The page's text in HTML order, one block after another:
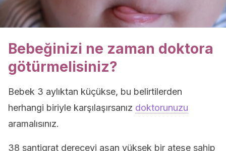
Bebeğinizi ne zaman doktora
götürmelisiniz?
Bebek 3 aylıktan küçükse, bu belirtilerden
herhangi biriyle karşılaşırsanız doktorunuzu
aramalısınız.
38 santigrat dereceyi aşan yüksek bir ateşe sahip